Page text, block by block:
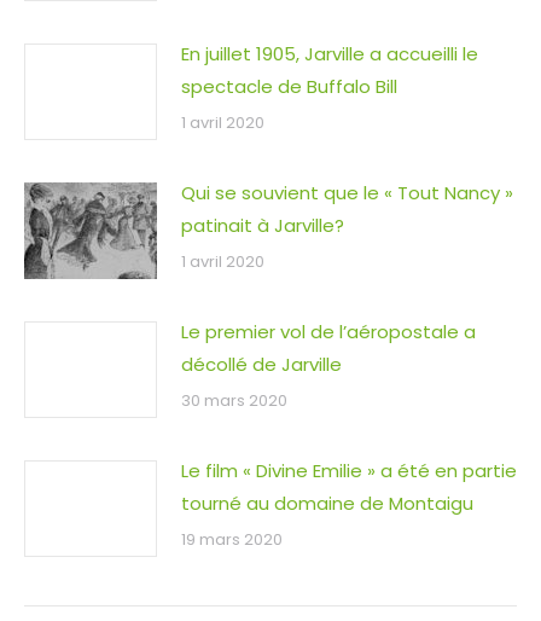
En juillet 1905, Jarville a accueilli le
spectacle de Buffalo Bill
1 avril 2020
Qui se souvient que le « Tout Nancy »
patinait à Jarville?
1 avril 2020
Le premier vol de l’aéropostale a
décollé de Jarville
30 mars 2020
Le film « Divine Emilie » a été en partie
tourné au domaine de Montaigu
19 mars 2020